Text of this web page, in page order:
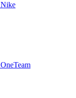
Nike
OneTeam